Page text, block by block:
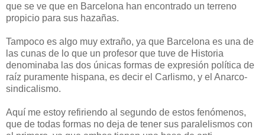
que se ve que en Barcelona han encontrado un terreno
propicio para sus hazañas.
Tampoco es algo muy extraño, ya que Barcelona es una de
las cunas de lo que un profesor que tuve de Historia
denominaba las dos únicas formas de expresión política de
raíz puramente hispana, es decir el Carlismo, y el Anarco-
sindicalismo.
Aquí me estoy refiriendo al segundo de estos fenómenos,
que de todas formas no deja de tener sus paralelismos con